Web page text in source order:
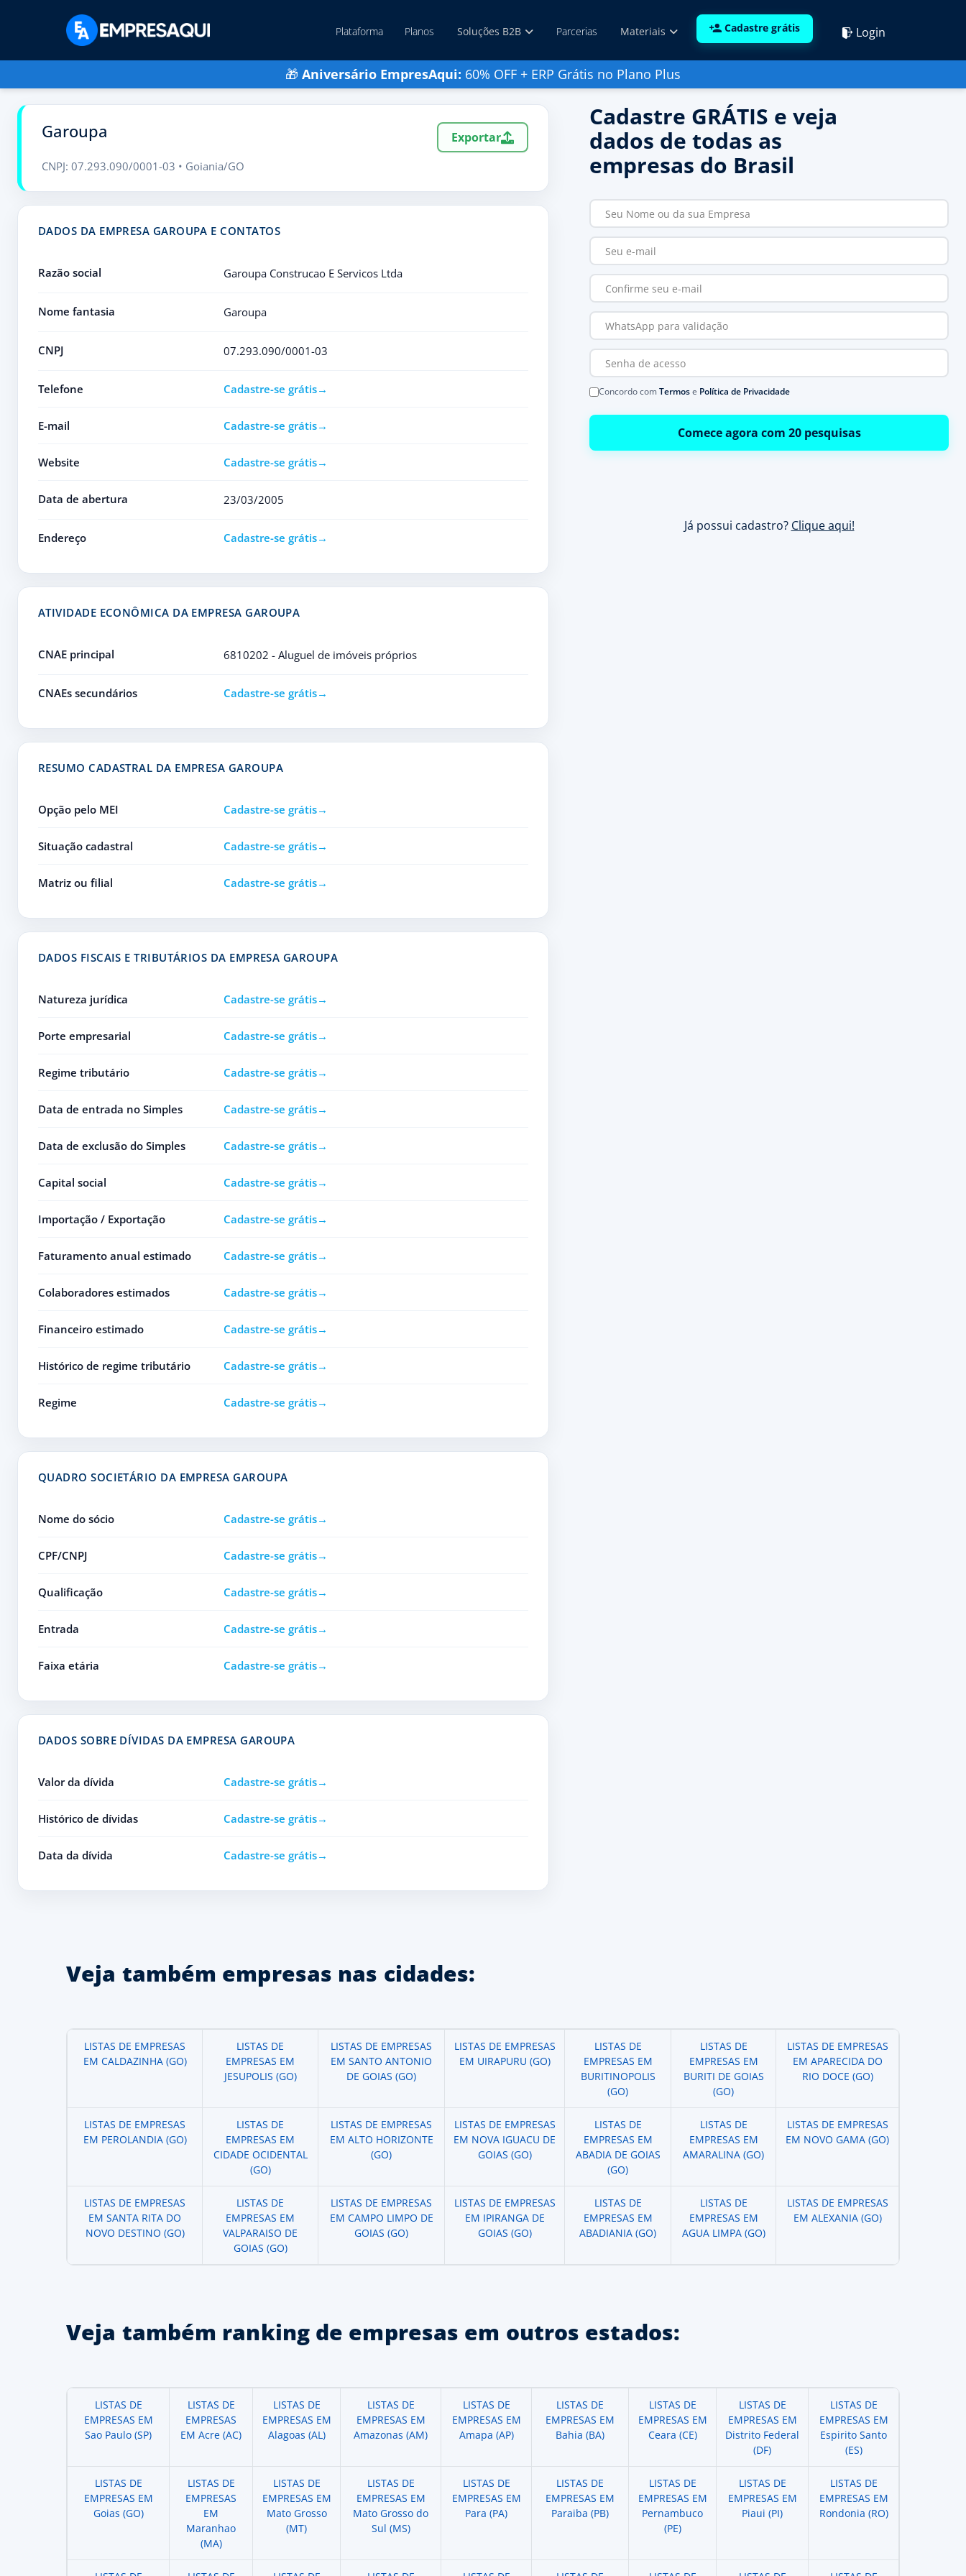
Plataforma Planos Soluções B2B Parcerias Materiais Cadastre grátis Login
🎁 Aniversário EmpresAqui: 60% OFF + ERP Grátis no Plano Plus
Garoupa Exportar
CNPJ: 07.293.090/0001-03 • Goiania/GO
DADOS DA EMPRESA GAROUPA E CONTATOS
Razão social Garoupa Construcao E Servicos Ltda
Nome fantasia Garoupa
CNPJ 07.293.090/0001-03
Telefone Cadastre-se grátis
E-mail Cadastre-se grátis
Website Cadastre-se grátis
Data de abertura 23/03/2005
Endereço Cadastre-se grátis
ATIVIDADE ECONÔMICA DA EMPRESA GAROUPA
CNAE principal 6810202 - Aluguel de imóveis próprios
CNAEs secundários Cadastre-se grátis
RESUMO CADASTRAL DA EMPRESA GAROUPA
Opção pelo MEI Cadastre-se grátis
Situação cadastral Cadastre-se grátis
Matriz ou filial Cadastre-se grátis
DADOS FISCAIS E TRIBUTÁRIOS DA EMPRESA GAROUPA
Natureza jurídica Cadastre-se grátis
Porte empresarial Cadastre-se grátis
Regime tributário Cadastre-se grátis
Data de entrada no Simples Cadastre-se grátis
Data de exclusão do Simples Cadastre-se grátis
Capital social Cadastre-se grátis
Importação / Exportação Cadastre-se grátis
Faturamento anual estimado Cadastre-se grátis
Colaboradores estimados Cadastre-se grátis
Financeiro estimado Cadastre-se grátis
Histórico de regime tributário Cadastre-se grátis
Regime Cadastre-se grátis
QUADRO SOCIETÁRIO DA EMPRESA GAROUPA
Nome do sócio Cadastre-se grátis
CPF/CNPJ Cadastre-se grátis
Qualificação Cadastre-se grátis
Entrada Cadastre-se grátis
Faixa etária Cadastre-se grátis
DADOS SOBRE DÍVIDAS DA EMPRESA GAROUPA
Valor da dívida Cadastre-se grátis
Histórico de dívidas Cadastre-se grátis
Data da dívida Cadastre-se grátis
Cadastre GRÁTIS e veja
dados de todas as
empresas do Brasil
Concordo comTermose Política de Privacidade
Comece agora com 20 pesquisas
Já possui cadastro? Clique aqui!
Veja também empresas nas cidades:
LISTAS DE EMPRESAS
EM CALDAZINHA (GO)
LISTAS DE
EMPRESAS EM
JESUPOLIS (GO)
LISTAS DE EMPRESAS
EM SANTO ANTONIO
DE GOIAS (GO)
LISTAS DE EMPRESAS
EM UIRAPURU (GO)
LISTAS DE
EMPRESAS EM
BURITINOPOLIS
(GO)
LISTAS DE
EMPRESAS EM
BURITI DE GOIAS
(GO)
LISTAS DE EMPRESAS
EM APARECIDA DO
RIO DOCE (GO)
LISTAS DE EMPRESAS
EM PEROLANDIA (GO)
LISTAS DE
EMPRESAS EM
CIDADE OCIDENTAL
(GO)
LISTAS DE EMPRESAS
EM ALTO HORIZONTE
(GO)
LISTAS DE EMPRESAS
EM NOVA IGUACU DE
GOIAS (GO)
LISTAS DE
EMPRESAS EM
ABADIA DE GOIAS
(GO)
LISTAS DE
EMPRESAS EM
AMARALINA (GO)
LISTAS DE EMPRESAS
EM NOVO GAMA (GO)
LISTAS DE EMPRESAS
EM SANTA RITA DO
NOVO DESTINO (GO)
LISTAS DE
EMPRESAS EM
VALPARAISO DE
GOIAS (GO)
LISTAS DE EMPRESAS
EM CAMPO LIMPO DE
GOIAS (GO)
LISTAS DE EMPRESAS
EM IPIRANGA DE
GOIAS (GO)
LISTAS DE
EMPRESAS EM
ABADIANIA (GO)
LISTAS DE
EMPRESAS EM
AGUA LIMPA (GO)
LISTAS DE EMPRESAS
EM ALEXANIA (GO)
Veja também ranking de empresas em outros estados:
LISTAS DE
EMPRESAS EM
Sao Paulo (SP)
LISTAS DE
EMPRESAS
EM Acre (AC)
LISTAS DE
EMPRESAS EM
Alagoas (AL)
LISTAS DE
EMPRESAS EM
Amazonas (AM)
LISTAS DE
EMPRESAS EM
Amapa (AP)
LISTAS DE
EMPRESAS EM
Bahia (BA)
LISTAS DE
EMPRESAS EM
Ceara (CE)
LISTAS DE
EMPRESAS EM
Distrito Federal
(DF)
LISTAS DE
EMPRESAS EM
Espirito Santo
(ES)
LISTAS DE
EMPRESAS EM
Goias (GO)
LISTAS DE
EMPRESAS
EM
Maranhao
(MA)
LISTAS DE
EMPRESAS EM
Mato Grosso
(MT)
LISTAS DE
EMPRESAS EM
Mato Grosso do
Sul (MS)
LISTAS DE
EMPRESAS EM
Para (PA)
LISTAS DE
EMPRESAS EM
Paraiba (PB)
LISTAS DE
EMPRESAS EM
Pernambuco
(PE)
LISTAS DE
EMPRESAS EM
Piaui (PI)
LISTAS DE
EMPRESAS EM
Rondonia (RO)